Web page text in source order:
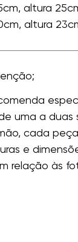
altura
altura
uma a duas
cada
e
relação às